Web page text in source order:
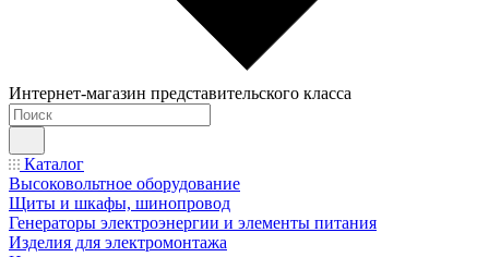
Интернет-магазин представительского класса
Каталог
Высоковольтное оборудование
Щиты и шкафы, шинопровод
Генераторы электроэнергии и элементы питания
Изделия для электромонтажа